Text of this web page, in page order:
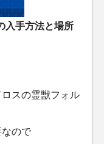
入手方法と場所
スの霊獣フォル
ので